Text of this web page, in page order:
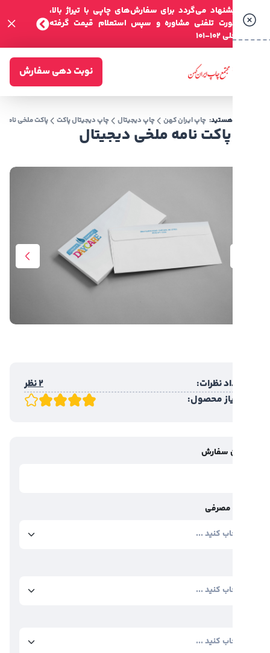
می‌گردد برای سفارش‌های چاپی با تیراژ بالا،
تلفنی مشاوره و سپس استعلام قیمت گرفته
101
نوبت دهی سفارش
نامه ملخی دیجیتال
چاپ ایران کهن چاپ دیجیتال چاپ دیجیتال پاکت پاکت ملخی نامه
محصول: